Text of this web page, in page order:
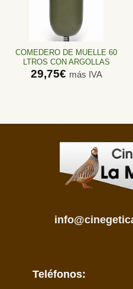
a la
lista de
COMEDERO DE MUELLE 60
LTROS CON ARGOLLAS
29,75€ más IVA
Teléfonos: